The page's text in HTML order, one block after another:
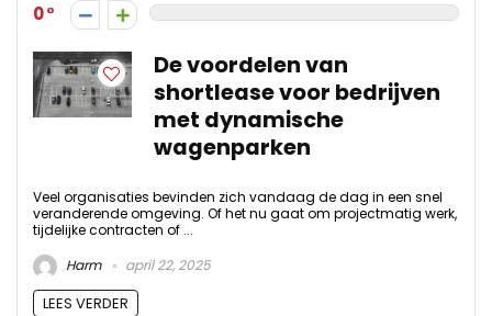
0
De voordelen van
shortlease voor bedrijven
met dynamische
wagenparken
Veel organisaties bevinden zich vandaag de dag in een snel
veranderende omgeving. Of het nu gaat om projectmatig werk,
tijdelijke contracten of ...
Harm
april 22, 2025
LEES VERDER